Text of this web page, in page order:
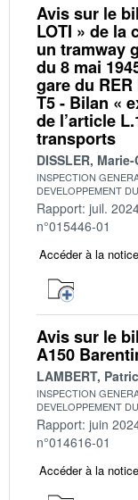
Avis sur le
LOTI » de la
un tramway
du 8 mai
gare du
T5 - Bilan «
de l’article
transports
DISSLER,
INSPECTION
DEVELOPPEMENT
Rapport: juil.
n°015446-01
Accéder à la notice
Avis sur le
A150
LAMBERT,
INSPECTION
DEVELOPPEMENT
Rapport: juin
n°014616-01
Accéder à la notice